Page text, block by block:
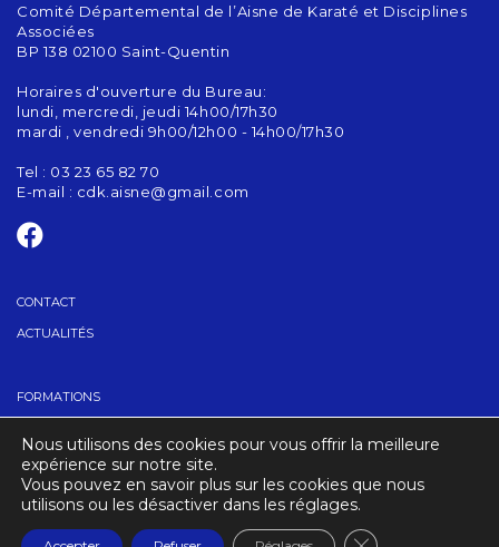
Comité Départemental de l’Aisne de Karaté et Disciplines
Associées
BP 138 02100 Saint-Quentin
Horaires d'ouverture du Bureau:
lundi, mercredi, jeudi 14h00/17h30
mardi , vendredi 9h00/12h00 - 14h00/17h30
Tel : 03 23 65 82 70
E-mail : cdk.aisne@gmail.com
CONTACT
ACTUALITÉS
FORMATIONS
TROUVER UN CLUB
CRÉDITS MENTIONS LÉGALES
Nous utilisons des cookies pour vous offrir la meilleure
expérience sur notre site.
Vous pouvez en savoir plus sur les cookies que nous
utilisons ou les désactiver dans les réglages.
Fermer la